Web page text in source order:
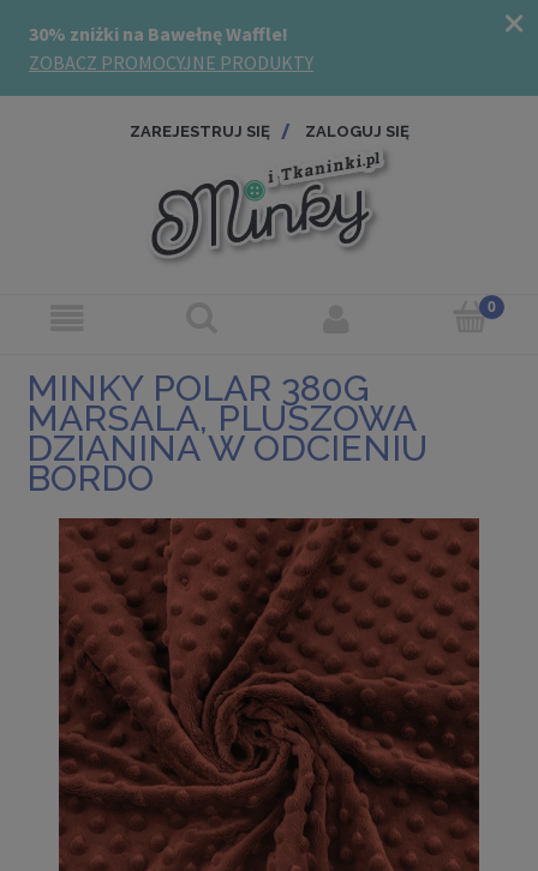
ZAREJESTRUJ SIĘ ZALOGUJ SIĘ
MINKY POLAR 380G
MARSALA, PLUSZOWA
DZIANINA W ODCIENIU
BORDO